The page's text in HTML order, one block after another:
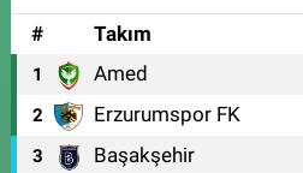
#
Takım
1 Amed
2 Erzurumspor FK
3 Başakşehir